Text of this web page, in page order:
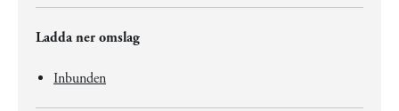
Ladda ner omslag
Inbunden